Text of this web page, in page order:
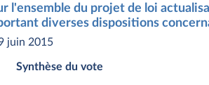
l'ensemble du projet de loi
diverses dispositions
juin 2015
Synthèse du vote